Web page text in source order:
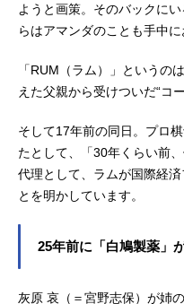
ようと画策。そのバックに
らはアマンダのことも手中
「RUM（ラム）」というの
えた父親から受けついだ“コ
そして17年前の同日。プロ
たとして、「30年くらい前
代理として、ラムが国際経
とを明かしています。
25年前に「白鳩製薬」
灰原 哀（＝宮野志保）が姉